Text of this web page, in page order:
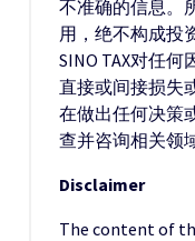
不准确的信息。
用，绝不构成投
SINO TAX对任
直接或间接损失
在做出任何决策
查并咨询相关领
Disclaimer
The content of